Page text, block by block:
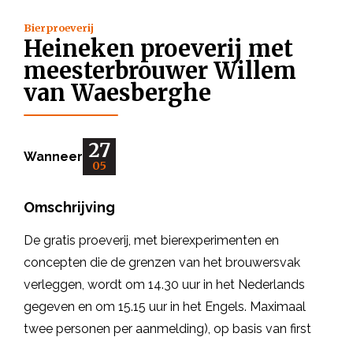
Bierproeverij
Heineken proeverij met
meesterbrouwer Willem
van Waesberghe
Wanneer 27
05
Omschrijving
De gratis proeverij, met bierexperimenten en
concepten die de grenzen van het brouwersvak
verleggen, wordt om 14.30 uur in het Nederlands
gegeven en om 15.15 uur in het Engels. Maximaal
twee personen per aanmelding), op basis van first